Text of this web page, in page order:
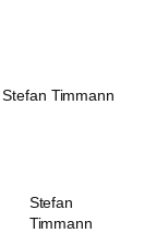
Stefan Timmann
Stefan
Timmann